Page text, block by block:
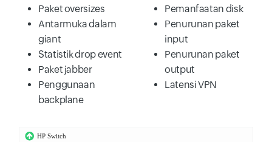
Paket oversizes
Antarmuka dalam
giant
Statistik drop event
Paket jabber
Penggunaan
backplane
Pemanfaatan disk
Penurunan paket
input
Penurunan paket
output
Latensi VPN